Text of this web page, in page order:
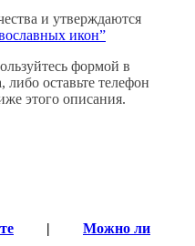
и утверждаются
икон”
формой в
оставьте телефон
этого описания.
| Можно ли